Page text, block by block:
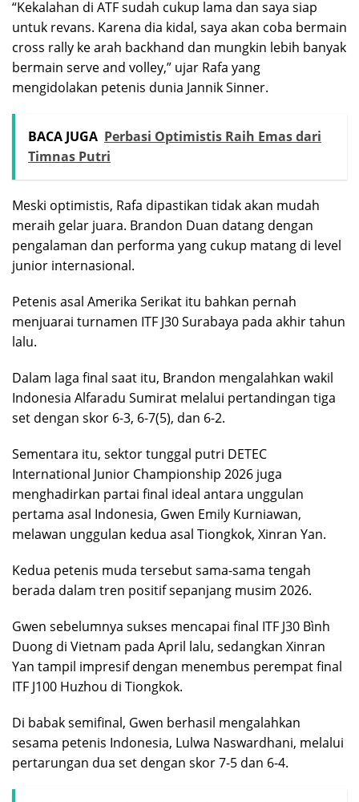
“Kekalahan di ATF sudah cukup lama dan saya siap
untuk revans. Karena dia kidal, saya akan coba bermain
cross rally ke arah backhand dan mungkin lebih banyak
bermain serve and volley,” ujar Rafa yang
mengidolakan petenis dunia Jannik Sinner.
BACA JUGA Perbasi Optimistis Raih Emas dari
Timnas Putri
Meski optimistis, Rafa dipastikan tidak akan mudah
meraih gelar juara. Brandon Duan datang dengan
pengalaman dan performa yang cukup matang di level
junior internasional.
Petenis asal Amerika Serikat itu bahkan pernah
menjuarai turnamen ITF J30 Surabaya pada akhir tahun
lalu.
Dalam laga final saat itu, Brandon mengalahkan wakil
Indonesia Alfaradu Sumirat melalui pertandingan tiga
set dengan skor 6-3, 6-7(5), dan 6-2.
Sementara itu, sektor tunggal putri DETEC
International Junior Championship 2026 juga
menghadirkan partai final ideal antara unggulan
pertama asal Indonesia, Gwen Emily Kurniawan,
melawan unggulan kedua asal Tiongkok, Xinran Yan.
Kedua petenis muda tersebut sama-sama tengah
berada dalam tren positif sepanjang musim 2026.
Gwen sebelumnya sukses mencapai final ITF J30 Bình
Duong di Vietnam pada April lalu, sedangkan Xinran
Yan tampil impresif dengan menembus perempat final
ITF J100 Huzhou di Tiongkok.
Di babak semifinal, Gwen berhasil mengalahkan
sesama petenis Indonesia, Lulwa Naswardhani, melalui
pertarungan dua set dengan skor 7-5 dan 6-4.